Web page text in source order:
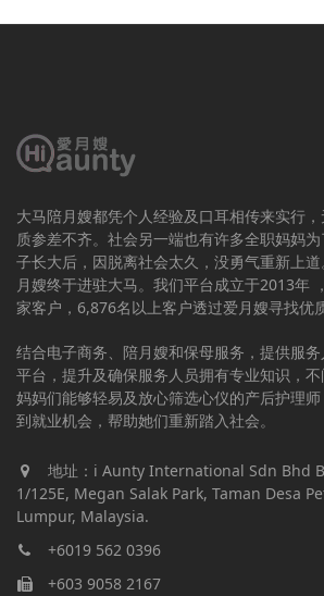
大马陪月嫂都凭个人经验及口耳相传来实行
质参差不齐。社会另一端也有许多全职妈妈
子长大后，因脱离社会太久，没勇气重新上
月嫂终于进驻大马。我们平台成立于2013年
家客户，6,876名以上客户透过爱月嫂寻找优
结合电子商务、陪月嫂和保母服务，提供服
平台，提升及确保服务人员拥有专业知识，
妈妈们能够轻易及放心筛选心仪的产后护理
到就业机会，帮助她们重新踏入社会。
地址：i Aunty International Sdn Bhd
1/125E, Megan Salak Park, Taman Desa
Lumpur, Malaysia.
+6019 562 0396
+603 9058 2167